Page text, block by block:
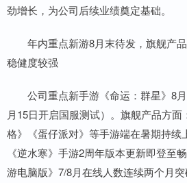
劲增长，为公司后续业绩奠定基础。
年内重点新游8月末待发，旗舰产品
稳健度较强
公司重点新手游《命运：群星》8月
月15日开启国服测试）。旗舰产品方面
格》《蛋仔派对》等手游端在暑期持续
《逆水寒》手游2周年版本更新即登至
游电脑版》7/8月在线人数连续两个月